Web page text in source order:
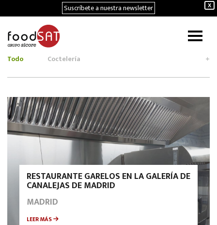
X
Suscríbete a nuestra newsletter
Todo Coctelería +
RESTAURANTE GARELOS EN LA GALERÍA DE
CANALEJAS DE MADRID
MADRID
LEER MÁS